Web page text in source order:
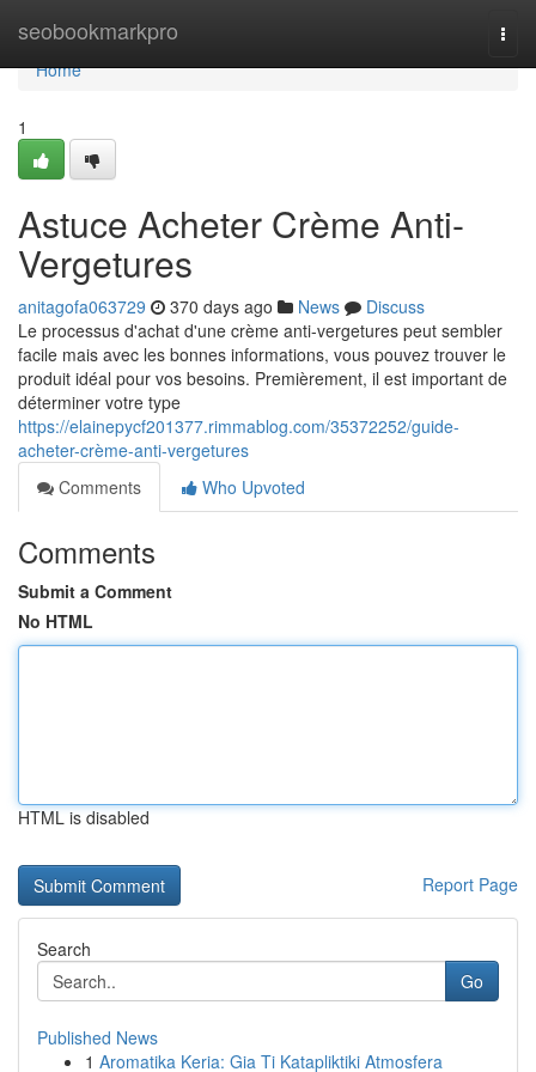
seobookmarkpro
Home
Home
1
Astuce Acheter Crème Anti-
Vergetures
anitagofa063729 370 days ago News
Discuss
Le processus d'achat d'une crème anti-vergetures peut sembler
facile mais avec les bonnes informations, vous pouvez trouver le
produit idéal pour vos besoins. Premièrement, il est important de
déterminer votre type
https://elainepycf201377.rimmablog.com/35372252/guide-
acheter-crème-anti-vergetures
Comments
Who Upvoted
Comments
Submit a Comment
No HTML
HTML is disabled
Report Page
Search
Go
Published News
1 Aromatika Keria: Gia Ti Katapliktiki Atmosfera